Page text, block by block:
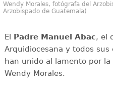
Wendy Morales, fotógrafa del
Arzobispado de Guatemala)
El Padre Manuel Abac, el
Arquidiocesana y todos
han unido al lamento por
Wendy Morales.